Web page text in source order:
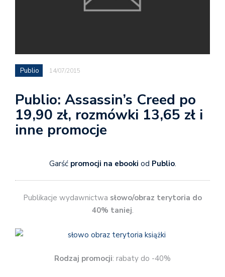
Publio 14/07/2015
Publio: Assassin’s Creed po
19,90 zł, rozmówki 13,65 zł i
inne promocje
Garść promocji na ebooki od Publio.
Publikacje wydawnictwa słowo/obraz terytoria do
40% taniej.
Rodzaj promocji: rabaty do -40%